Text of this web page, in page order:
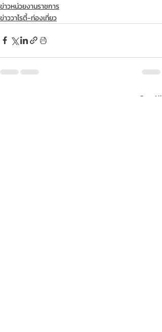
ข่าวหน่วยงานราชการ
ข่าววาไรตี้-ท่องเที่ยว
See All